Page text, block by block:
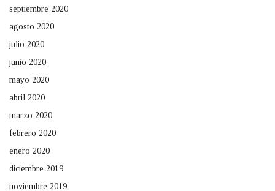
septiembre 2020
agosto 2020
julio 2020
junio 2020
mayo 2020
abril 2020
marzo 2020
febrero 2020
enero 2020
diciembre 2019
noviembre 2019